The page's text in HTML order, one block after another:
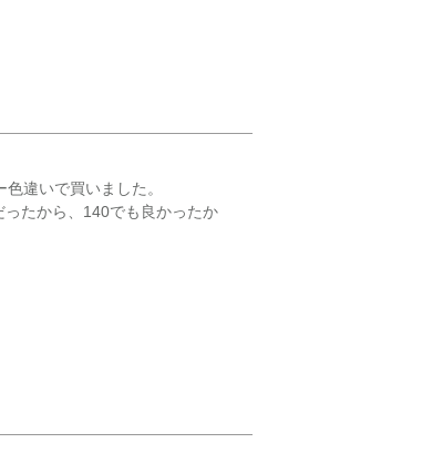
違いで買いました。
たから、140でも良かったか